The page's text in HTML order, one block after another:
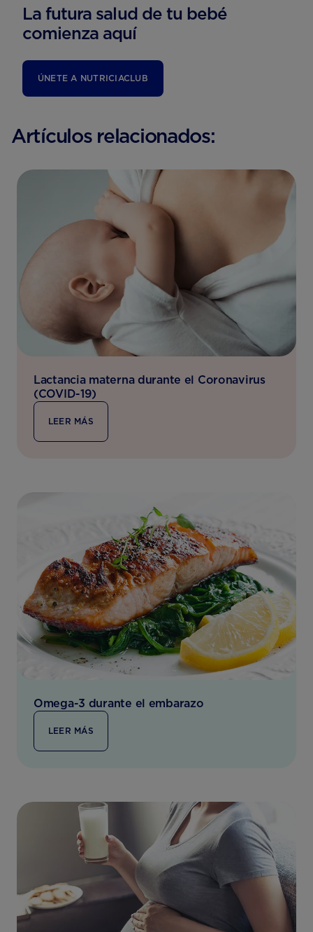
La futura salud de tu bebé
comienza aquí
ÚNETE A NUTRICIACLUB
Artículos relacionados:
Lactancia materna durante el Coronavirus
(COVID-19)
LEER MÁS
Omega-3 durante el embarazo
LEER MÁS